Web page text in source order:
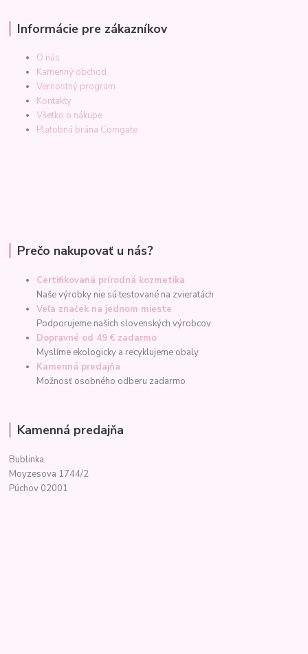
Informácie pre zákazníkov
O nás
Kamenný obchod
Vernostný program
Kontakty
Všetko o nákupe
Platobná brána Comgate
Prečo nakupovať u nás?
Certifikovaná prírodná kozmetika
Naše výrobky nie sú testované na zvieratách
Veľa značek na jednom mieste
Podporujeme našich slovenských výrobcov
Dopravné od 49 € zadarmo
Myslíme ekologicky a recyklujeme obaly
Kamenná predajňa
Možnosť osobného odberu zadarmo
Kamenná predajňa
Bublinka
Moyzesova 1744/2
Púchov 02001